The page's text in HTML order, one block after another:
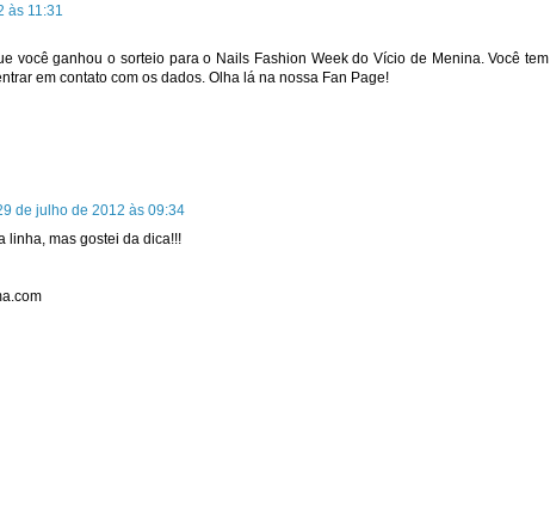
às 11:31
você ganhou o sorteio para o Nails Fashion Week do Vício de Menina. Você tem
em contato com os dados. Olha lá na nossa Fan Page!
de julho de 2012 às 09:34
linha, mas gostei da dica!!!